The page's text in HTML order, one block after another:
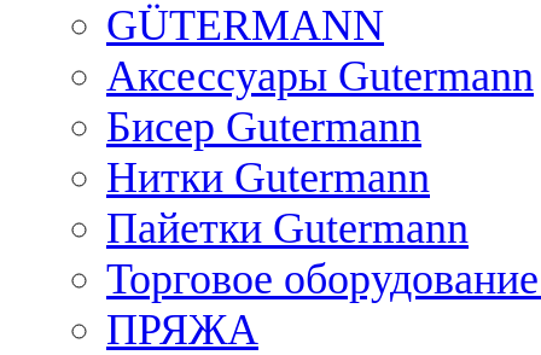
GÜTERMANN
Аксессуары Gutermann
Бисер Gutermann
Нитки Gutermann
Пайетки Gutermann
Торговое
ПРЯЖА